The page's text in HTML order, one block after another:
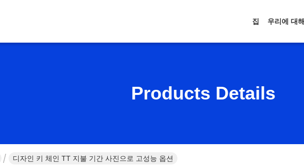
집 우리에 대해
Products Details
디자인 키 체인 TT 지불 기간 사진으로 고성능 옵션